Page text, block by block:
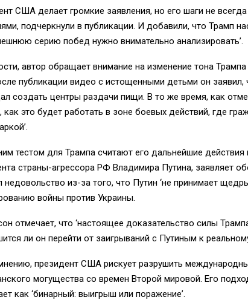
США делает громкие заявления, но его шаги не
подчеркнули в публикации. И добавили, что Трамп
серию побед нужно внимательно анализировать’.
автор обращает внимание на изменение тона
публикации видео с истощенными детьми он заявил,
создать центры раздачи пищи. В то же время, как
как это будет работать в зоне боевых действий, где
тестом для Трампа считают его дальнейшие действия
страны-агрессора РФ Владимира Путина, заявляет
недовольство из-за того, что Путин ‘не принимает
войны против Украины.
отмечает, что ‘настоящее доказательство силы
ли он перейти от заигрываний с Путиным к
президент США рискует разрушить
могущества со времен Второй мировой. Его
как ‘бинарный: выигрыш или поражение’.